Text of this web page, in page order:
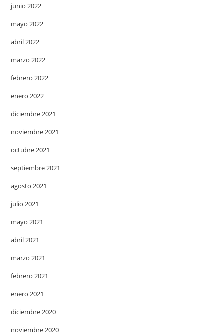
junio 2022
mayo 2022
abril 2022
marzo 2022
febrero 2022
enero 2022
diciembre 2021
noviembre 2021
octubre 2021
septiembre 2021
agosto 2021
julio 2021
mayo 2021
abril 2021
marzo 2021
febrero 2021
enero 2021
diciembre 2020
noviembre 2020